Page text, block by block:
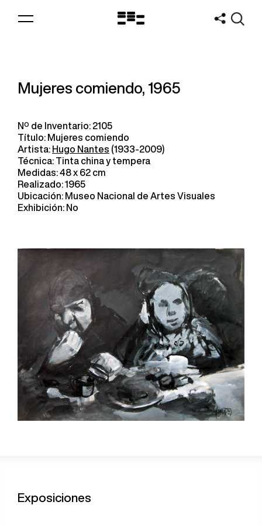
Logo
Mujeres comiendo, 1965
Nº de Inventario: 2105
Título: Mujeres comiendo
Artista: Hugo Nantes (1933-2009)
Técnica: Tinta china y tempera
Medidas: 48 x 62 cm
Realizado: 1965
Ubicación: Museo Nacional de Artes Visuales
Exhibición: No
Exposiciones